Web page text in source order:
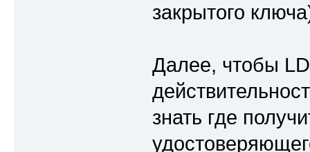
закрытого
Далее, чтобы
знать где